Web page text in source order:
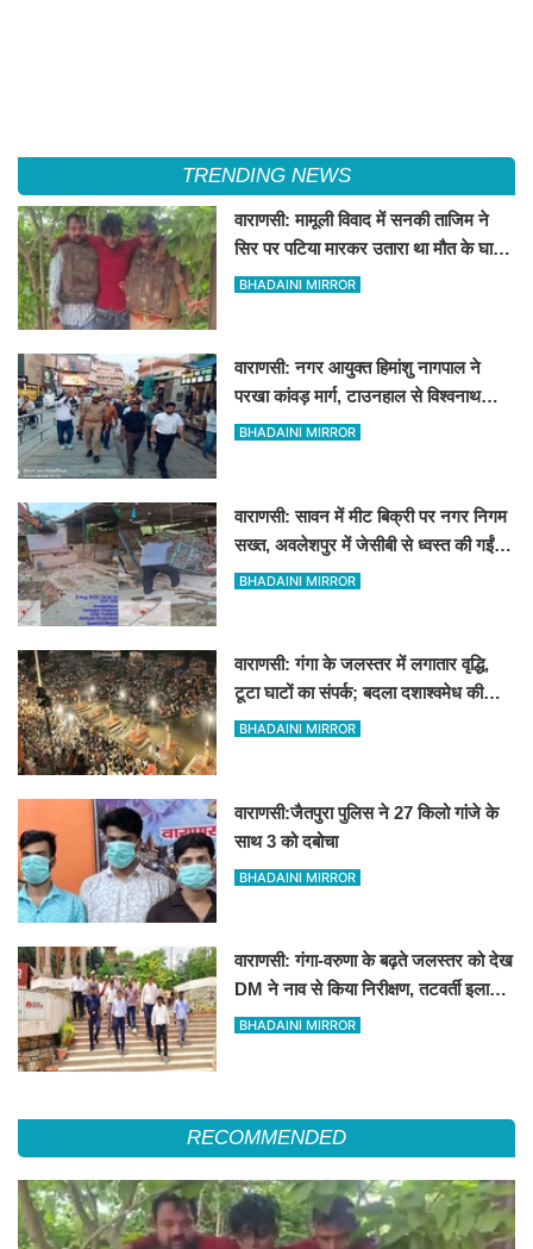
TRENDING NEWS
वाराणसी: मामूली विवाद में सनकी ताजिम ने
सिर पर पटिया मारकर उतारा था मौत के घाट,
पत्नी रहती है मायके, जानें पूरा घटनाक्रम
BHADAINI MIRROR
वाराणसी: नगर आयुक्त हिमांशु नागपाल ने
परखा कांवड़ मार्ग, टाउनहाल से विश्वनाथ
मंदिर तक किया पैदल और गोल्फ कार्ट से
BHADAINI MIRROR
वाराणसी: सावन में मीट बिक्री पर नगर निगम
सख्त, अवलेशपुर में जेसीबी से ध्वस्त की गईं
12 दुकानें
BHADAINI MIRROR
वाराणसी: गंगा के जलस्तर में लगातार वृद्धि,
टूटा घाटों का संपर्क; बदला दशाश्वमेध की
विश्वप्रसिद्ध महाआरती का स्थान
BHADAINI MIRROR
वाराणसी:जैतपुरा पुलिस ने 27 किलो गांजे के
साथ 3 को दबोचा
BHADAINI MIRROR
वाराणसी: गंगा-वरुणा के बढ़ते जलस्तर को देख
DM ने नाव से किया निरीक्षण, तटवर्ती इलाकों
के लिए अलर्ट जारी
BHADAINI MIRROR
RECOMMENDED